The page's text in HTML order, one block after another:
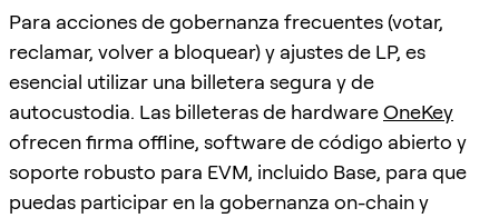
Para acciones de gobernanza frecuentes (votar,
reclamar, volver a bloquear) y ajustes de LP, es
esencial utilizar una billetera segura y de
autocustodia. Las billeteras de hardwareOneKey
ofrecen firma offline, software de código abierto y
soporte robusto para EVM, incluido Base, para que
puedas participar en la gobernanza on-chain y